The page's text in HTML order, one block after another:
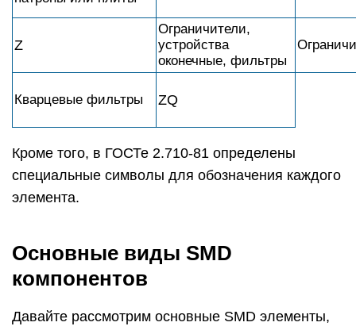
Z
Ограничители,
устройства
оконечные, фильтры
Кварцевые фильтры ZQ
Кроме того, в ГОСТе 2.710-81 определены
специальные символы для обозначения каждого
элемента.
Основные виды SMD
компонентов
Давайте рассмотрим основные SMD элементы,